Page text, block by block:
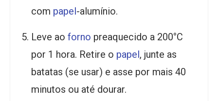
com papel-alumínio.
Leve ao forno preaquecido a 200°C
por 1 hora. Retire o papel, junte as
batatas (se usar) e asse por mais 40
minutos ou até dourar.